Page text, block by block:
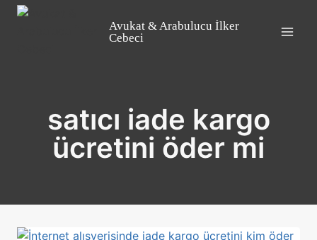
Skip
Avukat & Arabulucu İlker
Cebeci
satıcı iade kargo
ücretini öder mi